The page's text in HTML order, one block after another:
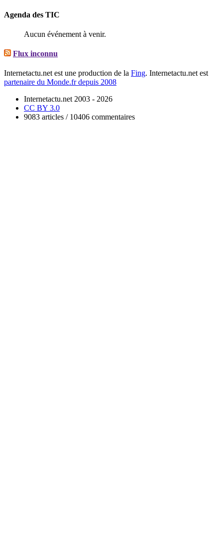
Agenda des TIC
Aucun événement à venir.
Flux inconnu
Internetactu.net est une production de la Fing. Internetactu.net est
partenaire du Monde.fr depuis 2008
Internetactu.net 2003 - 2026
CC BY 3.0
9083 articles / 10406 commentaires